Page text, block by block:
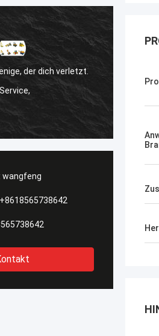
Sanёк Нижегородский
Service, schnell und schnell.
wangfeng
+8618565738642